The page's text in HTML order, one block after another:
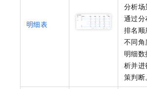
明细表
分析场
通过分
排名顺
不同角
明细
析并进
策判断。